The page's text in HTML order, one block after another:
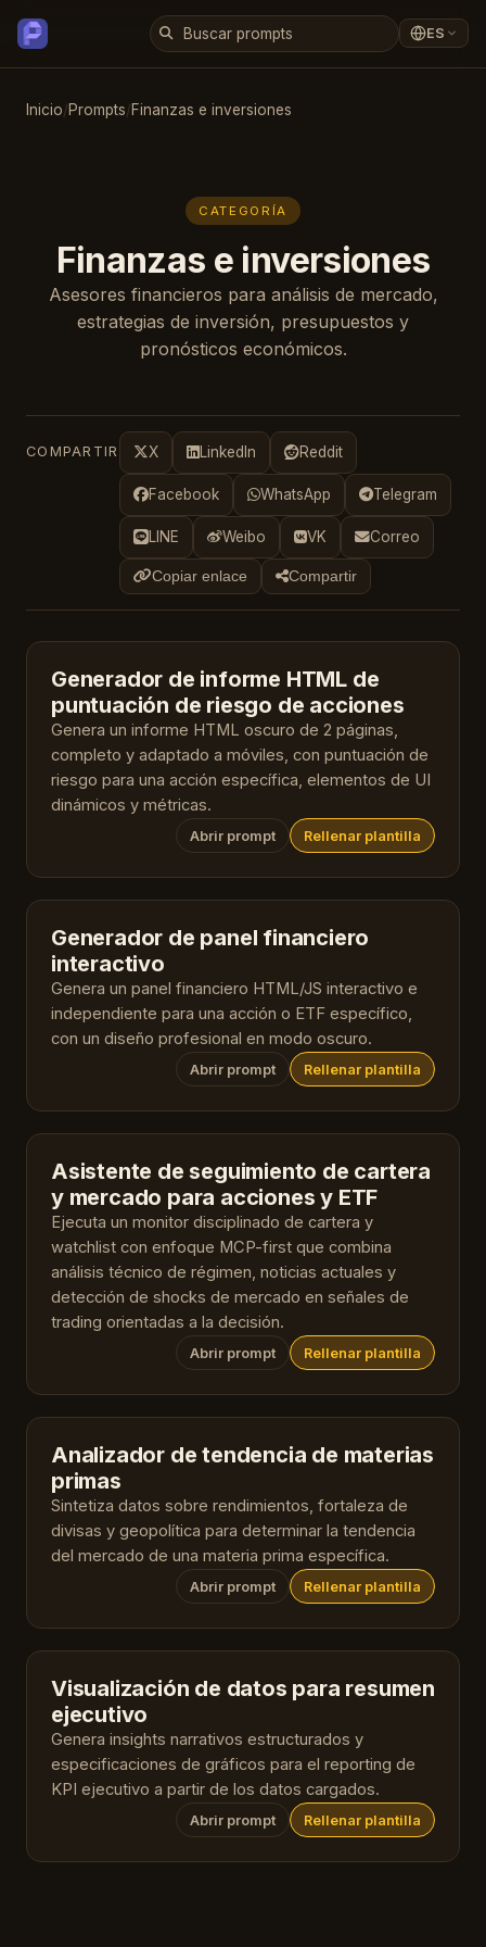
ES
Inicio/Prompts/Finanzas e inversiones
CATEGORÍA
Finanzas e inversiones
Asesores financieros para análisis de mercado,
estrategias de inversión, presupuestos y
pronósticos económicos.
COMPARTIR X LinkedIn Reddit
Facebook WhatsApp Telegram
LINE Weibo VK Correo
Copiar enlace Compartir
Generador de informe HTML de
puntuación de riesgo de acciones
Genera un informe HTML oscuro de 2 páginas,
completo y adaptado a móviles, con puntuación de
riesgo para una acción específica, elementos de UI
dinámicos y métricas.
Abrir prompt Rellenar plantilla
Generador de panel financiero
interactivo
Genera un panel financiero HTML/JS interactivo e
independiente para una acción o ETF específico,
con un diseño profesional en modo oscuro.
Abrir prompt Rellenar plantilla
Asistente de seguimiento de cartera
y mercado para acciones y ETF
Ejecuta un monitor disciplinado de cartera y
watchlist con enfoque MCP-first que combina
análisis técnico de régimen, noticias actuales y
detección de shocks de mercado en señales de
trading orientadas a la decisión.
Abrir prompt Rellenar plantilla
Analizador de tendencia de materias
primas
Sintetiza datos sobre rendimientos, fortaleza de
divisas y geopolítica para determinar la tendencia
del mercado de una materia prima específica.
Abrir prompt Rellenar plantilla
Visualización de datos para resumen
ejecutivo
Genera insights narrativos estructurados y
especificaciones de gráficos para el reporting de
KPI ejecutivo a partir de los datos cargados.
Abrir prompt Rellenar plantilla